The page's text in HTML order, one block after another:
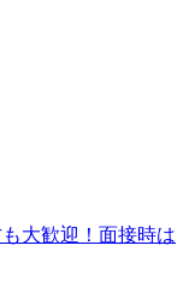
大歓迎！面接時は